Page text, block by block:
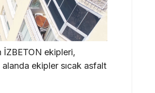
İZBETON ekipleri,
ekipler sıcak asfalt